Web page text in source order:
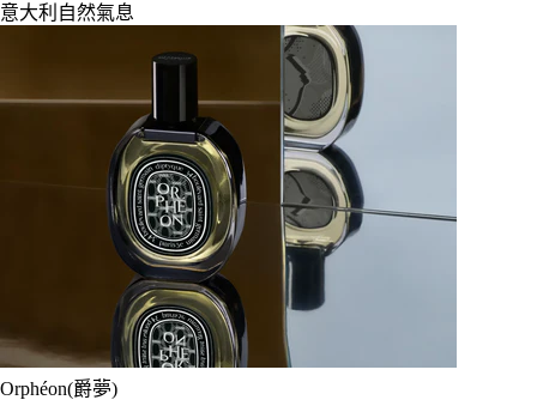
意大利自然氣息
Orphéon(爵夢)